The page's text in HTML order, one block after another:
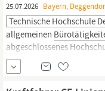
25.07.2026 Bayern,
Technische Hochschule
allgemeinen
abgeschlossenes
Geistes- oder
Qualifikation. Aufgrund
Hochschule sind auch